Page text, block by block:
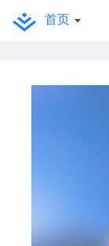
首页